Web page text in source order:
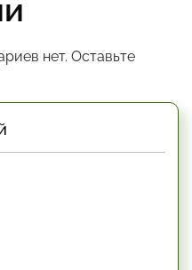
нет. Оставьте